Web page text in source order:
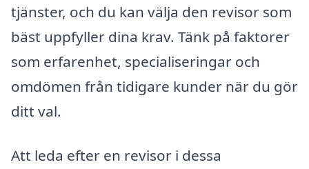
tjänster, och du kan välja den revisor som
bäst uppfyller dina krav. Tänk på faktorer
som erfarenhet, specialiseringar och
omdömen från tidigare kunder när du gör
ditt val.
Att leda efter en revisor i dessa